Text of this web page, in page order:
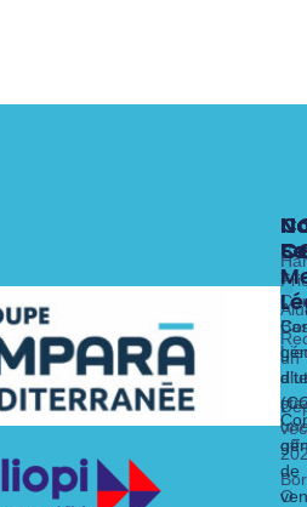
un
x
dit
O
de